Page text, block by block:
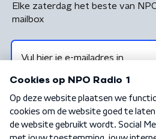
Elke zaterdag het beste van
mailbox
Algemene voorwaarden